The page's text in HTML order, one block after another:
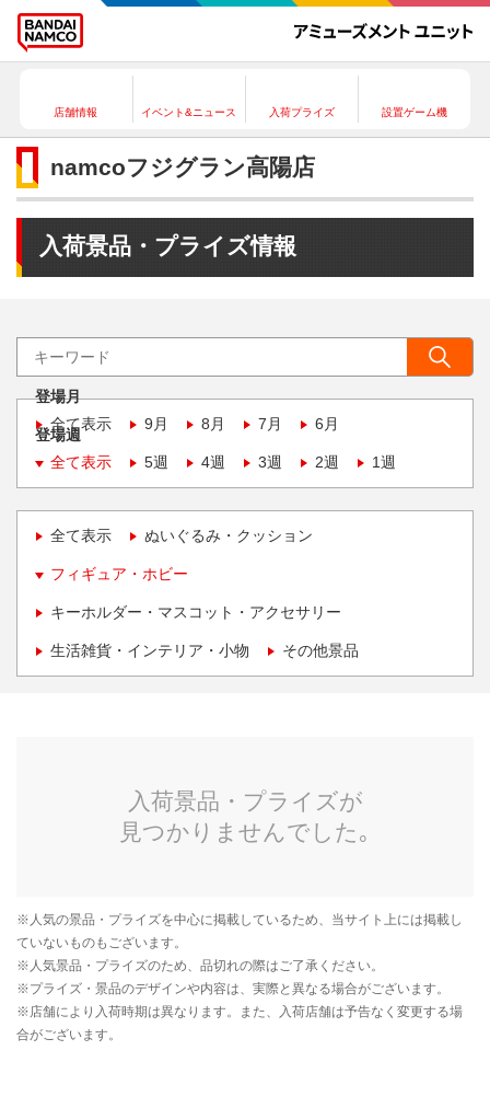
店舗情報 イベント&ニュース 入荷プライズ 設置ゲーム機
namcoフジグラン高陽店
入荷景品・プライズ情報
登場月
全て表示
9月 8月 7月 6月
登場週
全て表示
5週 4週 3週 2週 1週
全て表示 ぬいぐるみ・クッション
フィギュア・ホビー
キーホルダー・マスコット・アクセサリー
生活雑貨・インテリア・小物 その他景品